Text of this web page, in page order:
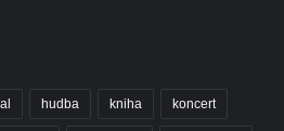
hudba kniha koncert